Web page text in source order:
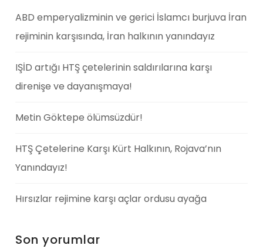
ABD emperyalizminin ve gerici İslamcı burjuva İran
rejiminin karşısında, İran halkının yanındayız
IŞİD artığı HTŞ çetelerinin saldırılarına karşı
direnişe ve dayanışmaya!
Metin Göktepe ölümsüzdür!
HTŞ Çetelerine Karşı Kürt Halkının, Rojava’nın
Yanındayız!
Hırsızlar rejimine karşı açlar ordusu ayağa
Son yorumlar